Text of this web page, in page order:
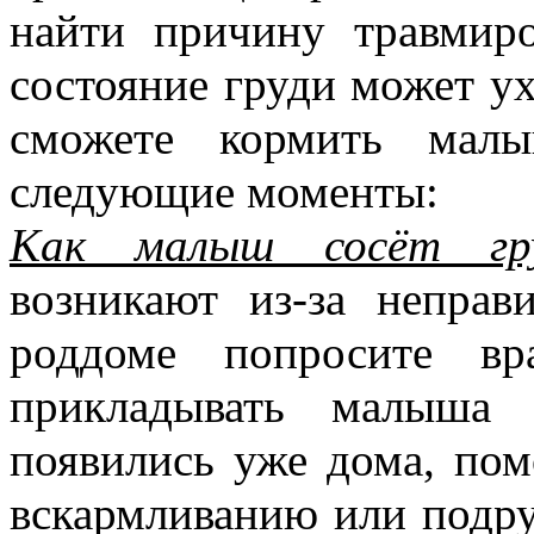
найти причину
состояние груди может
сможете кормить
следующие моменты:
Как малыш сосёт
возникают из-за
роддоме попросите
прикладывать
появились уже дома,
вскармливанию или